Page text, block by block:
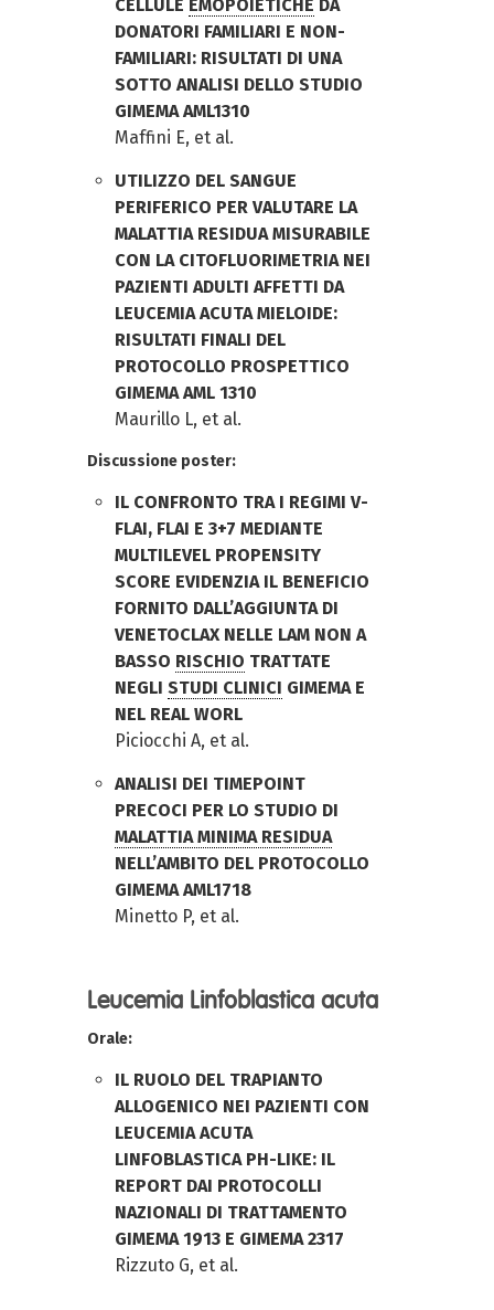
CELLULE EMOPOIETICHE DA
DONATORI FAMILIARI E NON-
FAMILIARI: RISULTATI DI UNA
SOTTO ANALISI DELLO STUDIO
GIMEMA AML1310
Maffini E, et al.
UTILIZZO DEL SANGUE
PERIFERICO PER VALUTARE LA
MALATTIA RESIDUA MISURABILE
CON LA CITOFLUORIMETRIA NEI
PAZIENTI ADULTI AFFETTI DA
LEUCEMIA ACUTA MIELOIDE:
RISULTATI FINALI DEL
PROTOCOLLO PROSPETTICO
GIMEMA AML 1310
Maurillo L, et al.
Discussione poster:
IL CONFRONTO TRA I REGIMI V-
FLAI, FLAI E 3+7 MEDIANTE
MULTILEVEL PROPENSITY
SCORE EVIDENZIA IL BENEFICIO
FORNITO DALL’AGGIUNTA DI
VENETOCLAX NELLE LAM NON A
BASSO RISCHIO TRATTATE
NEGLI STUDI CLINICI GIMEMA E
NEL REAL WORL
Piciocchi A, et al.
ANALISI DEI TIMEPOINT
PRECOCI PER LO STUDIO DI
MALATTIA MINIMA RESIDUA
NELL’AMBITO DEL PROTOCOLLO
GIMEMA AML1718
Minetto P, et al.
Leucemia Linfoblastica acuta
Orale:
IL RUOLO DEL TRAPIANTO
ALLOGENICO NEI PAZIENTI CON
LEUCEMIA ACUTA
LINFOBLASTICA PH-LIKE: IL
REPORT DAI PROTOCOLLI
NAZIONALI DI TRATTAMENTO
GIMEMA 1913 E GIMEMA 2317
Rizzuto G, et al.